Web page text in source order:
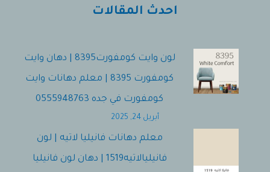
احدث المقالات
لون وايت كومفورت8395 | دهان وايت
كومفورت 8395 | معلم دهانات وايت
كومفورت في جده 0555948763
أبريل 24, 2025
معلم دهانات فانيليا لاتيه | لون
فانيليالاتيه1519 | دهان لون فانيليا